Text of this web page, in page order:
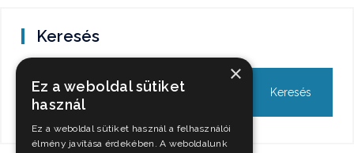
Keresés
×
Ez a weboldal sütiket
használ
Ez a weboldal sütiket használ a felhasználói
élmény javítása érdekében. A weboldalunk